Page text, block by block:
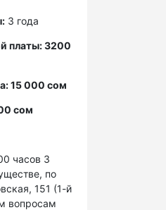
3 года
платы: 3200
15 000 сом
сом
часов 3
по
151 (1-й
вопросам